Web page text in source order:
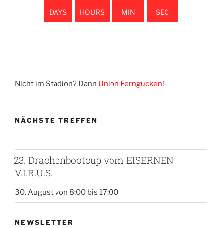
DAYS HOURS MIN SEC
Nicht im Stadion? Dann Union Ferngucken!
NÄCHSTE TREFFEN
23. Drachenbootcup vom EISERNEN
V.I.R.U.S.
30. August von 8:00 bis 17:00
NEWSLETTER